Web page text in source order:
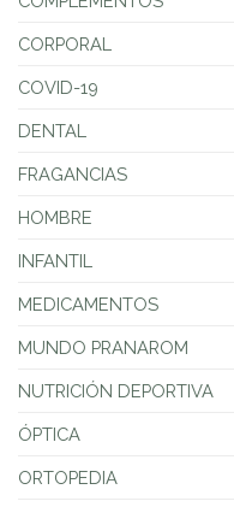
CORPORAL
COVID-19
DENTAL
FRAGANCIAS
HOMBRE
INFANTIL
MEDICAMENTOS
MUNDO PRANAROM
NUTRICIÓN DEPORTIVA
ÓPTICA
ORTOPEDIA